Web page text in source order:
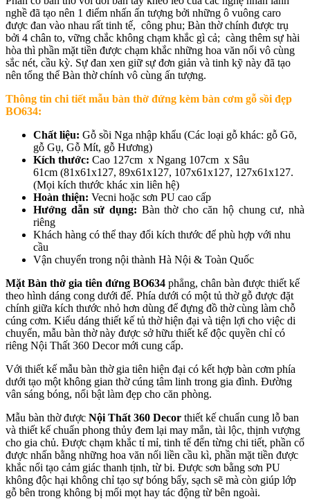
nghề đã tạo nên 1 điểm nhấn ấn tượng bởi những ô vuông caro
được đan vào nhau rất tinh tế, công phu; Bàn thờ chính được trụ
bởi 4 chân to, vững chắc không chạm khắc gì cả; càng thêm sự hài
hòa thì phần mặt tiền được chạm khắc những hoa văn nổi vô cùng
sắc nét, cầu kỳ. Sự đan xen giữ sự đơn giản và tinh kỹ này đã tạo
nên tổng thể Bàn thờ chính vô cùng ấn tượng.
Thông tin chi tiết mẫu bàn thờ đứng kèm bàn cơm gỗ sồi đẹp
BO634:
Chất liệu: Gỗ sồi Nga nhập khẩu (Các loại gỗ khác: gỗ Gõ,
gỗ Gụ, Gỗ Mít, gỗ Hương)
Kích thước: Cao 127cm x Ngang 107cm x Sâu
61cm (81x61x127, 89x61x127, 107x61x127, 127x61x127.
(Mọi kích thước khác xin liên hệ)
Hoàn thiện: Vecni hoặc sơn PU cao cấp
Hướng dẫn sử dụng: Bàn thờ cho căn hộ chung cư, nhà
riêng
Khách hàng có thể thay đổi kích thước để phù hợp với nhu
cầu
Vận chuyển trong nội thành Hà Nội & Toàn Quốc
Mặt Bàn thờ gia tiên đứng BO634 phẳng, chân bàn được thiết kế
theo hình dáng cong dưới đế. Phía dưới có một tủ thờ gỗ được đặt
chính giữa kích thước nhỏ hơn dùng để đựng đồ thờ cùng làm chỗ
cúng cơm. Kiểu dáng thiết kế tủ thờ hiện đại và tiện lợi cho việc di
chuyển, mẫu bàn thờ này được sở hữu thiết kế độc quyền chỉ có
riêng Nội Thất 360 Decor mới cung cấp.
Với thiết kế mẫu bàn thờ gia tiên hiện đại có kết hợp bàn cơm phía
dưới tạo một không gian thờ cúng tâm linh trong gia đình. Đường
vân sáng bóng, nổi bật làm đẹp cho căn phòng.
Mẫu bàn thờ được Nội Thất 360 Decor thiết kế chuẩn cung lỗ ban
và thiết kế chuẩn phong thủy đem lại may mắn, tài lộc, thịnh vượng
cho gia chủ. Được chạm khắc tỉ mỉ, tinh tế đến từng chi tiết, phần cổ
được nhấn bằng những hoa văn nối liền cầu kì, phần mặt tiền được
khắc nổi tạo cảm giác thanh tịnh, từ bi. Được sơn bằng sơn PU
không độc hại không chỉ tạo sự bóng bẩy, sạch sẽ mà còn giúp lớp
gỗ bên trong không bị mối mọt hay tác động từ bên ngoài.